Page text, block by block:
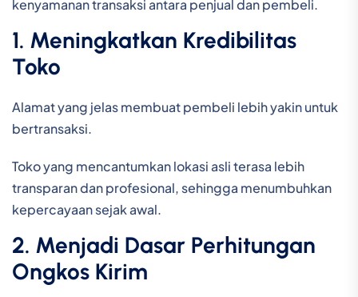
kenyamanan transaksi antara penjual dan pembeli.
1. Meningkatkan Kredibilitas
Toko
Alamat yang jelas membuat pembeli lebih yakin untuk
bertransaksi.
Toko yang mencantumkan lokasi asli terasa lebih
transparan dan profesional, sehingga menumbuhkan
kepercayaan sejak awal.
2. Menjadi Dasar Perhitungan
Ongkos Kirim